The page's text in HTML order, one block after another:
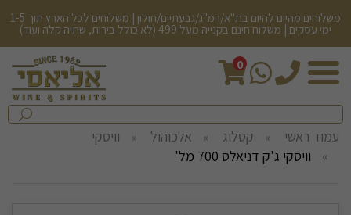
משלוחים מהיום להיום בת"א/רמ"ג/גבעתיים/חולון | משלוחים לכל הארץ תוך 1-5
ימי עסקים | משלוח חינם בקנייה מעל 499 (לא כולל בירות, שתיה קלה ועוד)
0
חיפש
בחנות...
עמוד ראשי קטלוג אלכוהול
וויסקי
וויסקי ג'ק דניאלס 700 מל'